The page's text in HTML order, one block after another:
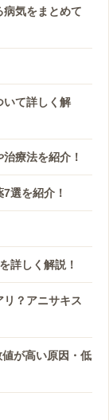
気をまとめて
いて詳しく解
療法を紹介！
選を紹介！
詳しく解説！
？アニサキス
が高い原因・低